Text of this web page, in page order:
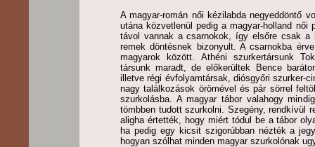
A magyar-román női kézilabda negyeddöntő
utána közvetlenül pedig a magyar-holland női
távol vannak a csarnokok, így elsőre csak a
remek döntésnek bizonyult. A csarnokba
magyarok között. Athéni szurkertársunk
társunk maradt, de előkerültek Bence
illetve régi évfolyamtársak, diósgyőri szurker-
nagy találkozások örömével és pár sörrel
szurkolásba. A magyar tábor valahogy
tömbben tudott szurkolni. Szegény, rendkívül
aligha értették, hogy miért tódul be a tábor
ha pedig egy kicsit szigorúbban nézték a
hogyan szólhat minden magyar szurkolónak